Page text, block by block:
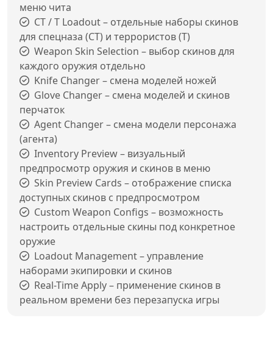
меню чита
CT / T Loadout – отдельные наборы скинов
для спецназа (CT) и террористов (T)
Weapon Skin Selection – выбор скинов для
каждого оружия отдельно
Knife Changer – смена моделей ножей
Glove Changer – смена моделей и скинов
перчаток
Agent Changer – смена модели персонажа
(агента)
Inventory Preview – визуальный
предпросмотр оружия и скинов в меню
Skin Preview Cards – отображение списка
доступных скинов с предпросмотром
Custom Weapon Configs – возможность
настроить отдельные скины под конкретное
оружие
Loadout Management – управление
наборами экипировки и скинов
Real-Time Apply – применение скинов в
реальном времени без перезапуска игры